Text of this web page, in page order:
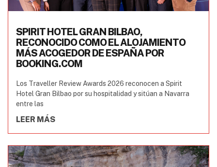
SPIRIT HOTEL GRAN BILBAO,
RECONOCIDO COMO EL ALOJAMIENTO
MÁS ACOGEDOR DE ESPAÑA POR
BOOKING.COM
Los Traveller Review Awards 2026 reconocen a Spirit
Hotel Gran Bilbao por su hospitalidad y sitúan a Navarra
entre las
LEER MÁS